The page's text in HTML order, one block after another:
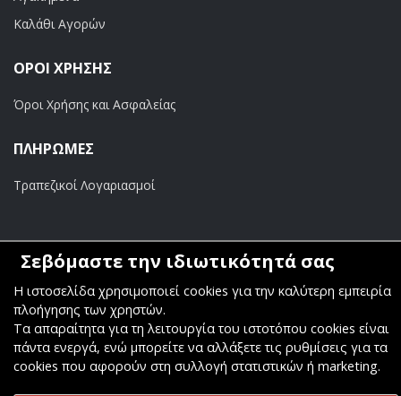
Καλάθι Αγορών
ΟΡΟΙ ΧΡΗΣΗΣ
Όροι Χρήσης και Ασφαλείας
ΠΛΗΡΩΜΕΣ
Τραπεζικοί Λογαριασμοί
Copyright ©Κοσμάς Audio Video . All Rights Reserved
Σεβόμαστε την ιδιωτικότητά σας
Η ιστοσελίδα χρησιμοποιεί cookies για την καλύτερη εμπειρία
πλοήγησης των χρηστών.
Τα απαραίτητα για τη λειτουργία του ιστοτόπου cookies είναι
πάντα ενεργά, ενώ μπορείτε να αλλάξετε τις ρυθμίσεις για τα
cookies που αφορούν στη συλλογή στατιστικών ή marketing.